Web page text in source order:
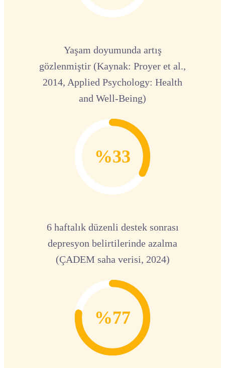
Yaşam doyumunda artış
gözlenmiştir (Kaynak: Proyer et al.,
2014, Applied Psychology: Health
and Well-Being)
%33
6 haftalık düzenli destek sonrası
depresyon belirtilerinde azalma
(ÇADEM saha verisi, 2024)
%77